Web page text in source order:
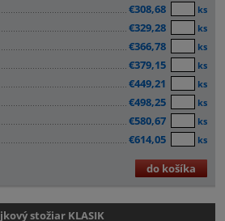
€308,68 ks
€329,28 ks
€366,78 ks
€379,15 ks
€449,21 ks
€498,25 ks
€580,67 ks
€614,05 ks
do košíka
stožiar KLASIK